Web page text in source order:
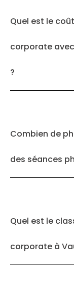
Quel est le
corporate
?
Combien de
des séances
Quel est le
corporate à